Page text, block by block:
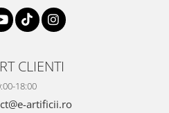
CLIENTI
18:00
artificii.ro